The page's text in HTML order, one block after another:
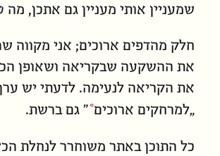
שמעניין אותי מעניין גם אתכן, מה
חלק מהדפים ארוכים; אני מקווה
את ההשקעה שבקריאה ושאופן
את הקריאה לנעימה. לדעתי יש
„למרחקים ארוכים ” גם ברשת.
כל התוכן באתר משוחרר לנחלת